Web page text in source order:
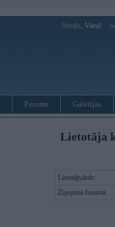
Sveiks, Viesi!
Forums Galerijas
Lietotāja
Lietotājvārds:
Ziņojumi forumā: